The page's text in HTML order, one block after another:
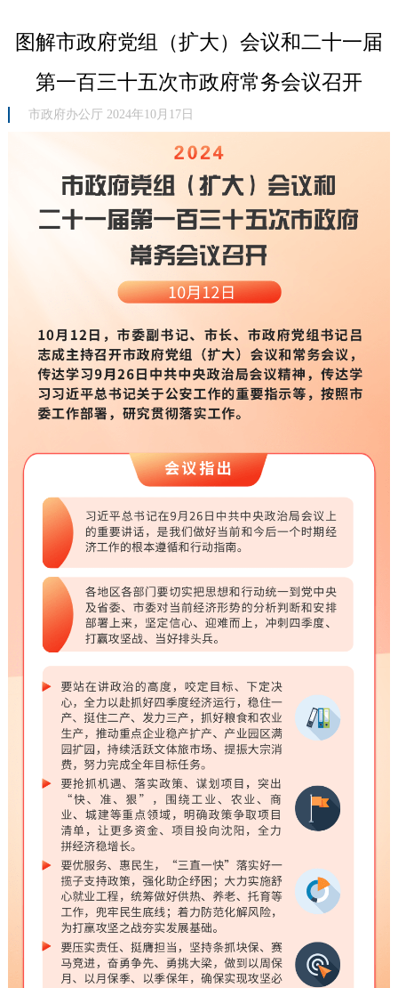
图解市政府党组（扩大）会议和二十一届
第一百三十五次市政府常务会议召开
市政府办公厅 2024年10月17日